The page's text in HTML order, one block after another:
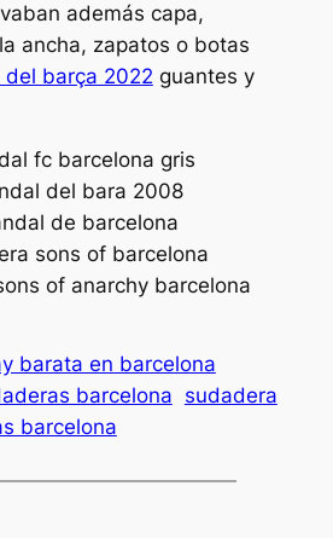
además capa,
ancha, zapatos o botas
del barça 2022 guantes y
barata en barcelona
barcelona sudadera
barcelona